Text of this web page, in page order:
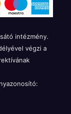
intézmény.
végzi a